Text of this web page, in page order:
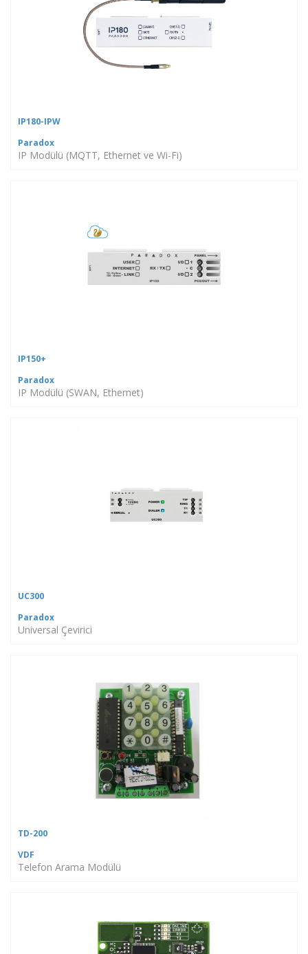
IP180-IPW
Paradox
IP Modülü (MQTT, Ethernet ve Wi-Fi)
IP150+
Paradox
IP Modülü (SWAN, Ethernet)
UC300
Paradox
Universal Çevirici
TD-200
VDF
Telefon Arama Modülü